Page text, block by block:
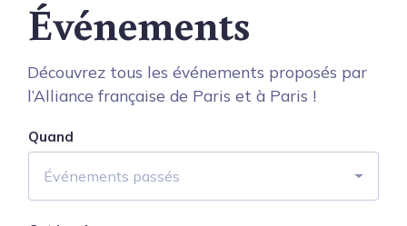
Événements
Découvrez tous les événements proposés par
l’Alliance française de Paris et à Paris !
Quand
Événements passés